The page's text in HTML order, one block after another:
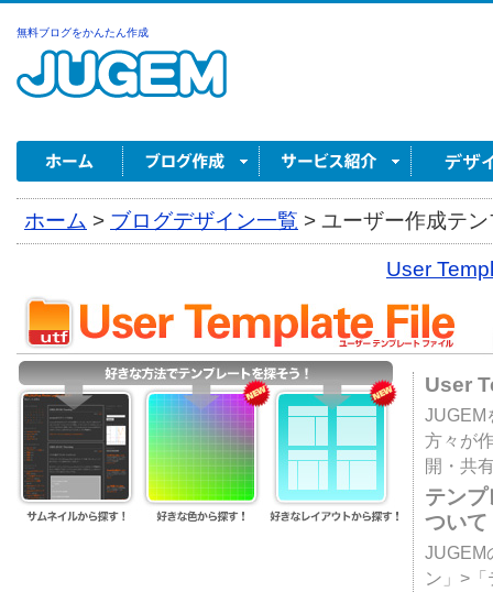
無料ブログをかんたん作成
ホーム > ブログデザイン一覧 > ユーザー作成テ
User
User
JUGEM
方々が
開・共
テン
ついて
JUGEM
ン」>